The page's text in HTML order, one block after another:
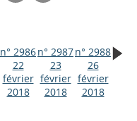
n° 2986
22
février
2018
n° 2987
23
février
2018
n° 2988
26
février
2018